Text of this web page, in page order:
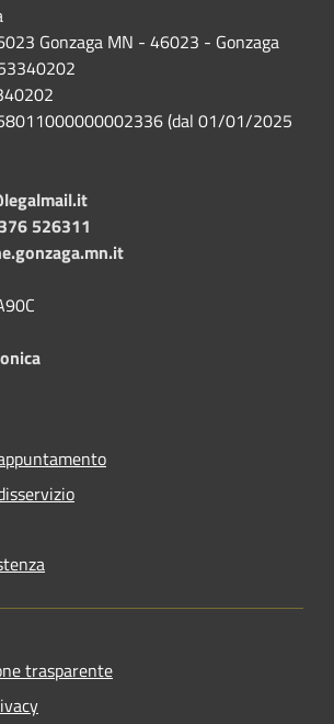
Gonzaga MN - 46023 - Gonzaga
(dal 01/01/2025
526311
trasparente